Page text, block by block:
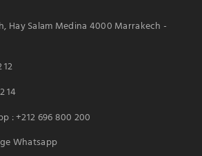
Hay Salam Medina 4000 Marrakech -
12
14
: +212 696 800 200
Whatsapp